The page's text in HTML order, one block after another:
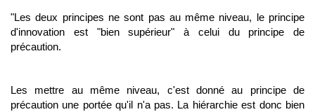
"Les deux principes ne sont pas au même niveau, le principe
d'innovation est "bien supérieur" à celui du principe de
précaution.
Les mettre au même niveau, c'est donné au principe de
précaution une portée qu'il n'a pas. La hiérarchie est donc bien